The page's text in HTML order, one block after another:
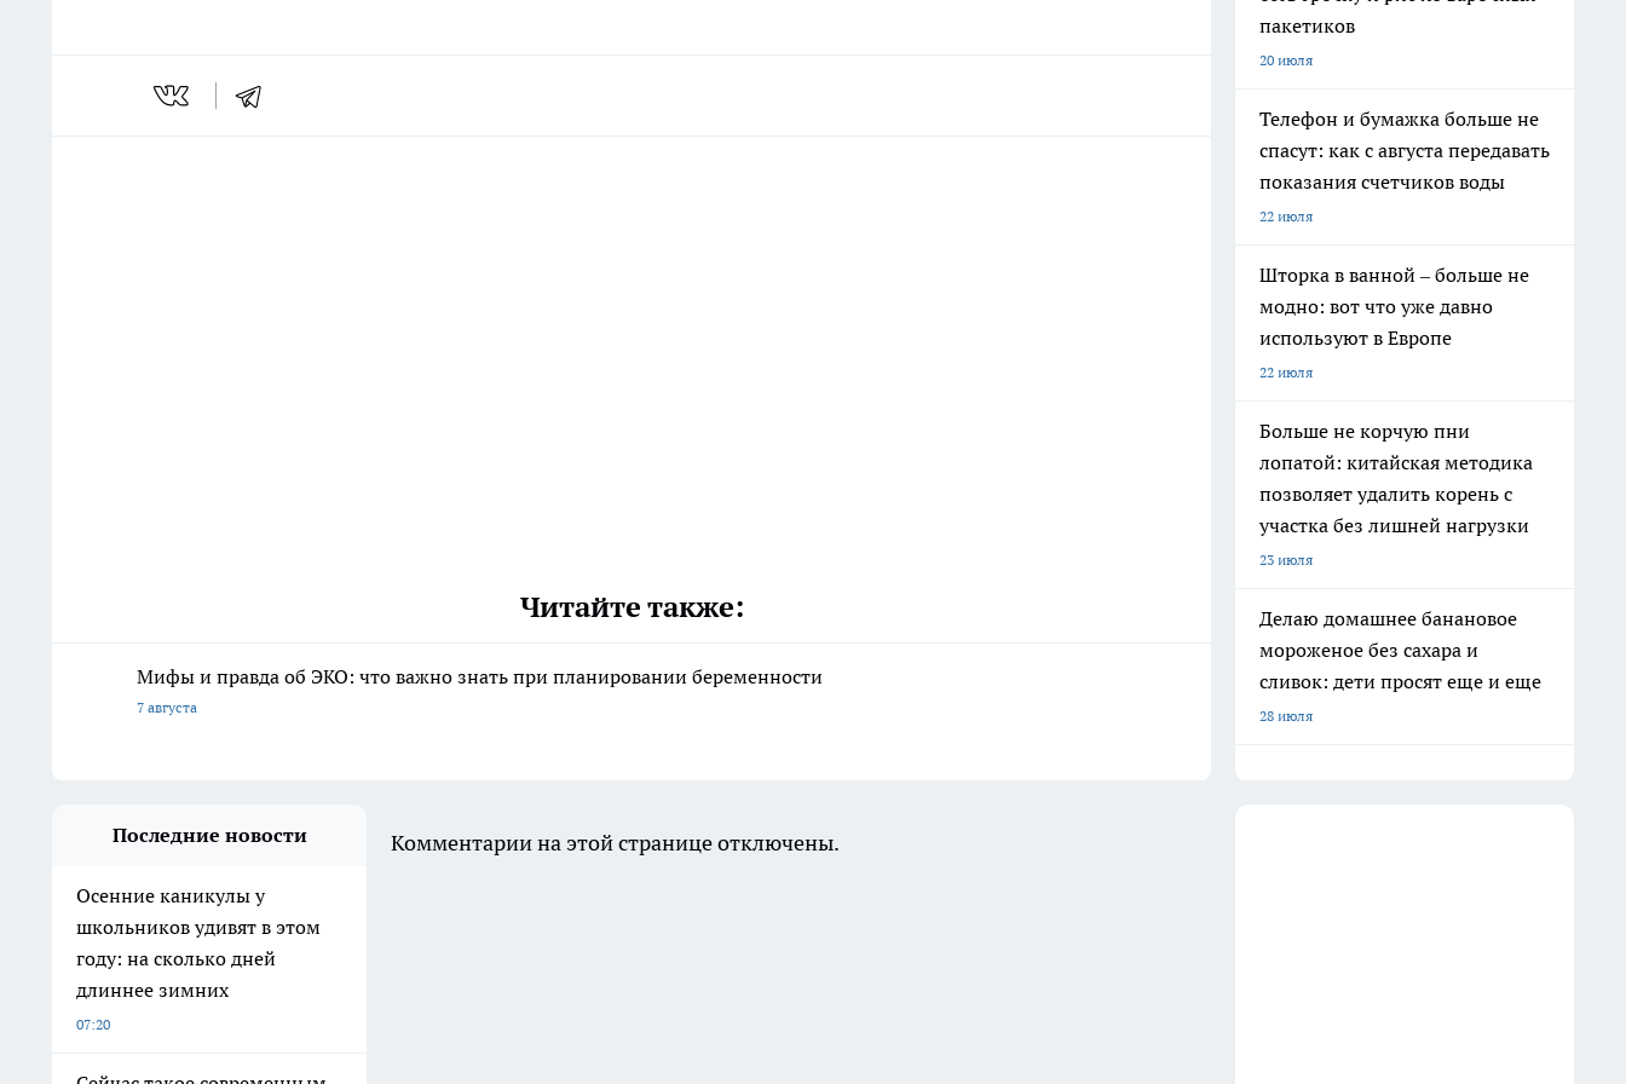
Читайте также:
Мифы и правда об ЭКО: что важно знать при планировании беременности
7 августа
пакетиков
20 июля
Телефон и бумажка больше не
спасут: как с августа передавать
показания счетчиков воды
22 июля
Шторка в ванной – больше не
модно: вот что уже давно
используют в Европе
22 июля
Больше не корчую пни
лопатой: китайская методика
позволяет удалить корень с
участка без лишней нагрузки
23 июля
Делаю домашнее банановое
мороженое без сахара и
сливок: дети просят еще и еще
28 июля
Последние новости
Осенние каникулы у
школьников удивят в этом
году: на сколько дней
длиннее зимних
07:20
Комментарии на этой странице отключены.